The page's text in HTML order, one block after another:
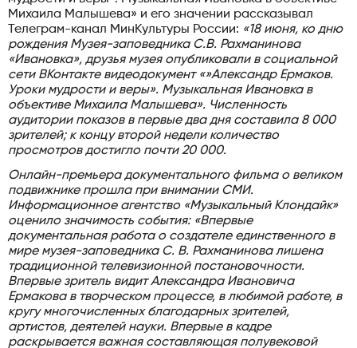
Михаила Малышева» и его значении рассказывал
Телеграм-канал МинКультуры России: «18 июня, ко дню
рождения Музея-заповедника С.В. Рахманинова
«Ивановка», друзья музея опубликовали в социальной
сети ВКонтакте видеодокумент «»Александр Ермаков.
Уроки мудрости и веры». Музыкальная Ивановка в
объективе Михаила Малышева». Численность
аудитории показов в первые два дня составила 8 000
зрителей; к концу второй недели количество
просмотров достигло почти 20 000.
Онлайн-премьера документального фильма о великом
подвижнике прошла при внимании СМИ.
Информационное агентство «Музыкальный Клондайк»
оценило значимость события: «Впервые
документальная работа о создателе единственного в
мире музея-заповедника С. В. Рахманинова лишена
традиционной телевизионной постановочности.
Впервые зритель видит Александра Ивановича
Ермакова в творческом процессе, в любимой работе, в
кругу многочисленных благодарных зрителей,
артистов, деятелей науки. Впервые в кадре
раскрывается важная составляющая полувековой